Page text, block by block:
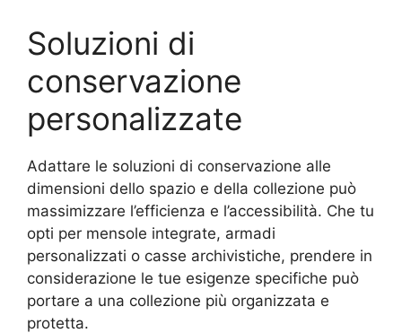
Soluzioni di
conservazione
personalizzate
Adattare le soluzioni di conservazione alle
dimensioni dello spazio e della collezione può
massimizzare l’efficienza e l’accessibilità. Che tu
opti per mensole integrate, armadi
personalizzati o casse archivistiche, prendere in
considerazione le tue esigenze specifiche può
portare a una collezione più organizzata e
protetta.